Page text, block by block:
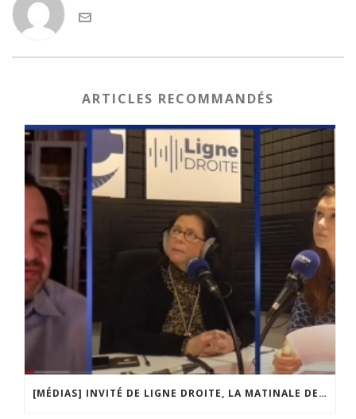
ARTICLES RECOMMANDÉS
[MÉDIAS] INVITÉ DE LIGNE DROITE, LA MATINALE DE RADIO COURTOISIE